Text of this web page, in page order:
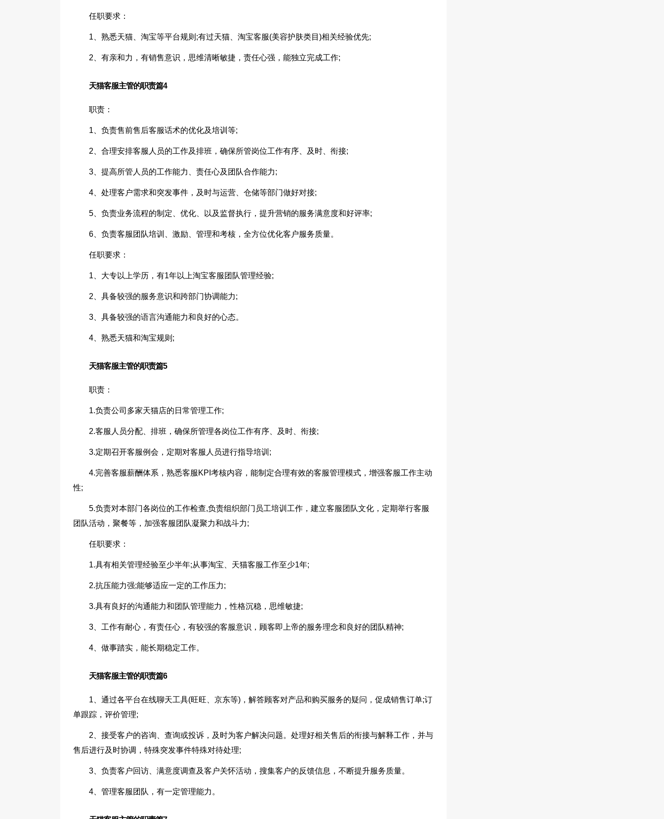
任职要求：
1、熟悉天猫、淘宝等平台规则;有过天猫、淘宝客服(美容护肤类目)相关经验优先;
2、有亲和力，有销售意识，思维清晰敏捷，责任心强，能独立完成工作;
天猫客服主管的职责篇4
职责：
1、负责售前售后客服话术的优化及培训等;
2、合理安排客服人员的工作及排班，确保所管岗位工作有序、及时、衔接;
3、提高所管人员的工作能力、责任心及团队合作能力;
4、处理客户需求和突发事件，及时与运营、仓储等部门做好对接;
5、负责业务流程的制定、优化、以及监督执行，提升营销的服务满意度和好评率;
6、负责客服团队培训、激励、管理和考核，全方位优化客户服务质量。
任职要求：
1、大专以上学历，有1年以上淘宝客服团队管理经验;
2、具备较强的服务意识和跨部门协调能力;
3、具备较强的语言沟通能力和良好的心态。
4、熟悉天猫和淘宝规则;
天猫客服主管的职责篇5
职责：
1.负责公司多家天猫店的日常管理工作;
2.客服人员分配、排班，确保所管理各岗位工作有序、及时、衔接;
3.定期召开客服例会，定期对客服人员进行指导培训;
4.完善客服薪酬体系，熟悉客服KPI考核内容，能制定合理有效的客服管理模式，增强客服工作主动
性;
5.负责对本部门各岗位的工作检查,负责组织部门员工培训工作，建立客服团队文化，定期举行客服
团队活动，聚餐等，加强客服团队凝聚力和战斗力;
任职要求：
1.具有相关管理经验至少半年;从事淘宝、天猫客服工作至少1年;
2.抗压能力强;能够适应一定的工作压力;
3.具有良好的沟通能力和团队管理能力，性格沉稳，思维敏捷;
3、工作有耐心，有责任心，有较强的客服意识，顾客即上帝的服务理念和良好的团队精神;
4、做事踏实，能长期稳定工作。
天猫客服主管的职责篇6
1、通过各平台在线聊天工具(旺旺、京东等)，解答顾客对产品和购买服务的疑问，促成销售订单;订
单跟踪，评价管理;
2、接受客户的咨询、查询或投诉，及时为客户解决问题。处理好相关售后的衔接与解释工作，并与
售后进行及时协调，特殊突发事件特殊对待处理;
3、负责客户回访、满意度调查及客户关怀活动，搜集客户的反馈信息，不断提升服务质量。
4、管理客服团队，有一定管理能力。